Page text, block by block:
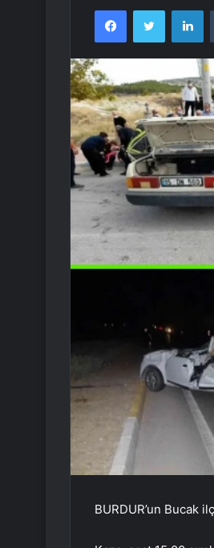
FacebookTwitter
BURDUR’un Bucak